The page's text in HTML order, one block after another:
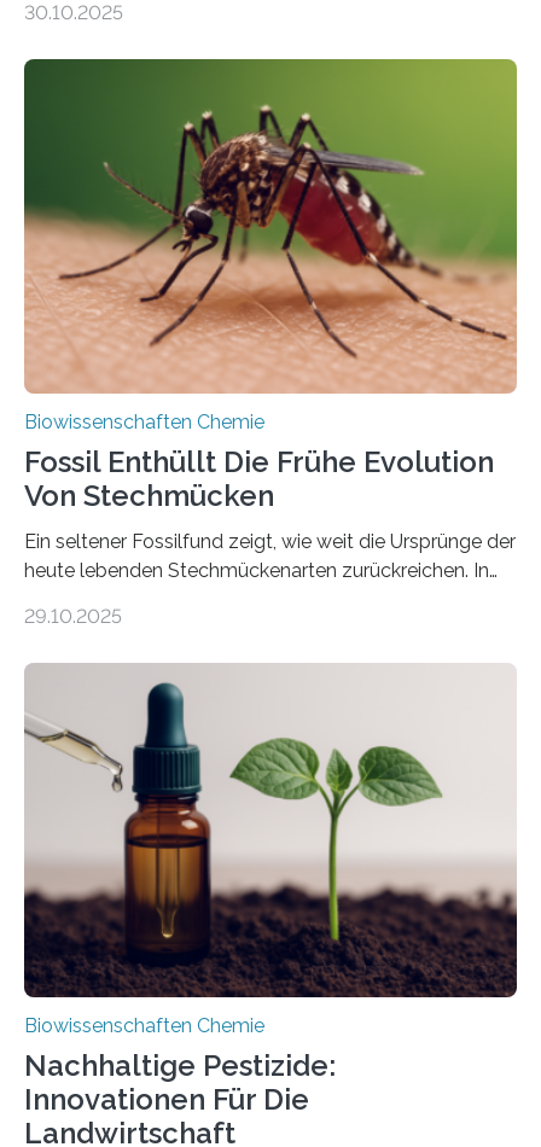
Landpflanzen zählen zu den komplexesten
Grünalgen, die vor Hunderten von Millionen Jahren
lebten. Unter den Vorfahren sticht eine Gruppe heraus,
die noch heute in der Natur vorkommt: die
Süßwasseralge Coleochaetophyceae. Einige Arten
dieser Gruppe bilden aus Zellfäden dichte Geflechte
mit scheibenförmiger Gestalt. Was auffällig ist: Die
nächsten…
30.10.2025
Biowissenschaften Chemie
Fossil Enthüllt Die Frühe Evolution
Von Stechmücken
Ein seltener Fossilfund zeigt, wie weit die Ursprünge der
heute lebenden Stechmückenarten zurückreichen. In
Forschende die bisher älteste bekannte Stechmücken-
Region Kachin in Myanmar und hat sich in
ausgezeichnetem Zustand erhalten. Es konnte als neue
Art einer neuen Gattung beschrieben werden und trägt
nun den Namen Cretosabethes primaevus. Dieser erste
fossile Nachweis einer Stechmückenlarve in Bernstein
stellt gleichzeitig den ersten Fossilfund einer
Mückenlarve aus dem Mesozoikum dar, denn…
29.10.2025
Biowissenschaften Chemie
Nachhaltige Pestizide:
Innovationen Für Die
Landwirtschaft